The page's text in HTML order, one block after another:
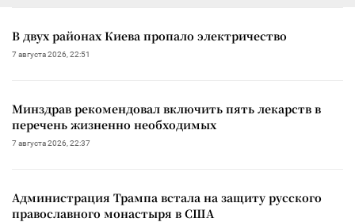
В двух районах Киева пропало электричество
7 августа 2026, 22:51
Минздрав рекомендовал включить пять лекарств в
перечень жизненно необходимых
7 августа 2026, 22:37
Администрация Трампа встала на защиту русского
православного монастыря в США